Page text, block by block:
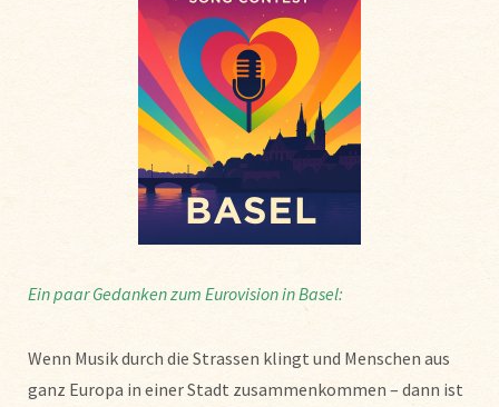
Ein paar Gedanken zum Eurovision in Basel:
Wenn Musik durch die Strassen klingt und Menschen aus
ganz Europa in einer Stadt zusammenkommen – dann ist